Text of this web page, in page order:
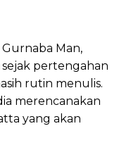
Man,
pertengahan
rutin menulis.
merencanakan
yang akan